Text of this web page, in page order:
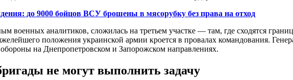
до 9000 бойцов ВСУ брошены в мясорубку без права на отход
военных аналитиков, сложилась на третьем участке — там, где сходятся
положения украинской армии кроется в провалах командования.
на Днепропетровском и Запорожском направлениях.
не могут выполнить задачу